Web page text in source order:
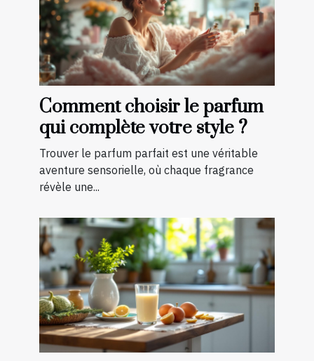
Comment choisir le parfum
qui complète votre style ?
Trouver le parfum parfait est une véritable
aventure sensorielle, où chaque fragrance
révèle une...